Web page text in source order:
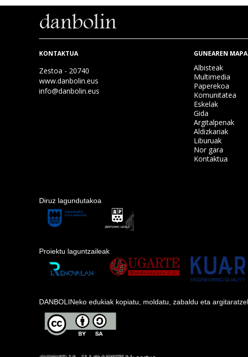
KONTAKTUA
Zestoa - 20740
www.danbolin.eus
info@danbolin.eus
GUNEAREN MAPA
Albisteak
Multimedia
Paperekoa
Komunitatea
Eskelak
Gida
Argitalpenak
Aldizkariak
Liburuak
Nor gara
Kontaktua
Diruz lagundutakoa
Proiektu laguntzaileak
DANBOLINeko edukiak kopiatu, moldatu, zabaldu eta